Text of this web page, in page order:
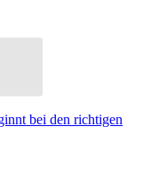
bei den richtigen